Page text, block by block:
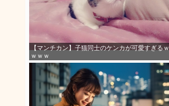
【マンチカン】子猫同士のケンカが可愛すぎるｗ
ｗｗｗ